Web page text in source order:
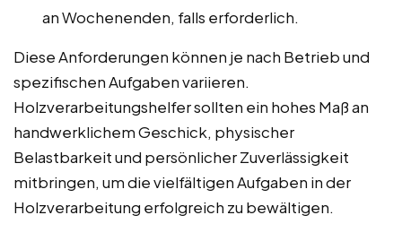
an Wochenenden, falls erforderlich.
Diese Anforderungen können je nach Betrieb und
spezifischen Aufgaben variieren.
Holzverarbeitungshelfer sollten ein hohes Maß an
handwerklichem Geschick, physischer
Belastbarkeit und persönlicher Zuverlässigkeit
mitbringen, um die vielfältigen Aufgaben in der
Holzverarbeitung erfolgreich zu bewältigen.